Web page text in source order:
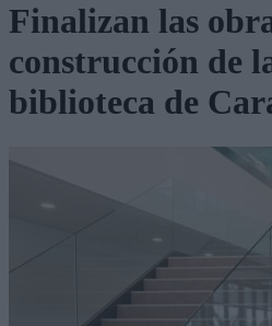
Finalizan las
construcción de
biblioteca de